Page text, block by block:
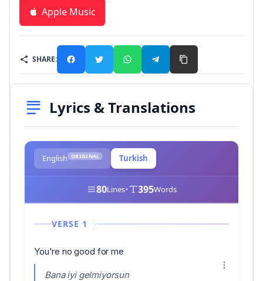
Apple Music
SHARE:
Lyrics & Translations
English ORIGINAL Turkish
80Lines• 395Words
VERSE 1
You're no good for me
Bana iyi gelmiyorsun